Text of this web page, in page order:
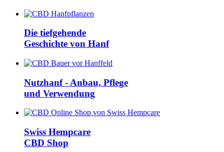
Die tiefgehende
Geschichte von Hanf
Nutzhanf - Anbau, Pflege
und Verwendung
Swiss Hempcare
CBD Shop